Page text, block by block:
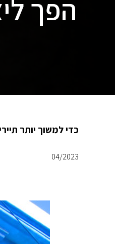
הפך
כדי למשוך יותר
04/2023